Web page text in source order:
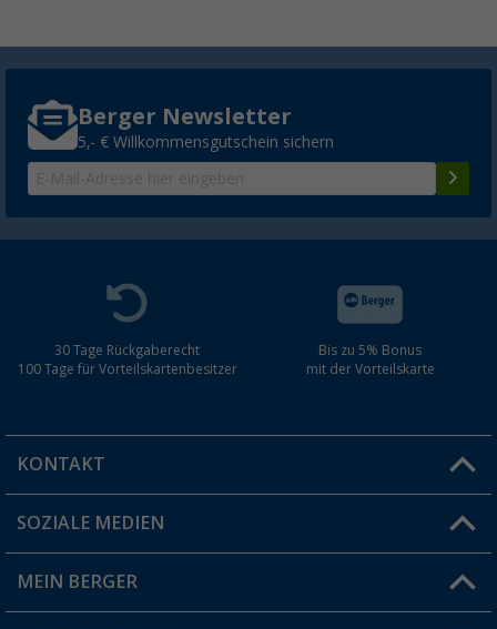
Berger Newsletter
5,- € Willkommensgutschein sichern
30 Tage Rückgaberecht
100 Tage für Vorteilskartenbesitzer
Bis zu 5% Bonus
mit der Vorteilskarte
KONTAKT
Du hast eine Frage?
Filiale finden
SOZIALE MEDIEN
MEIN BERGER